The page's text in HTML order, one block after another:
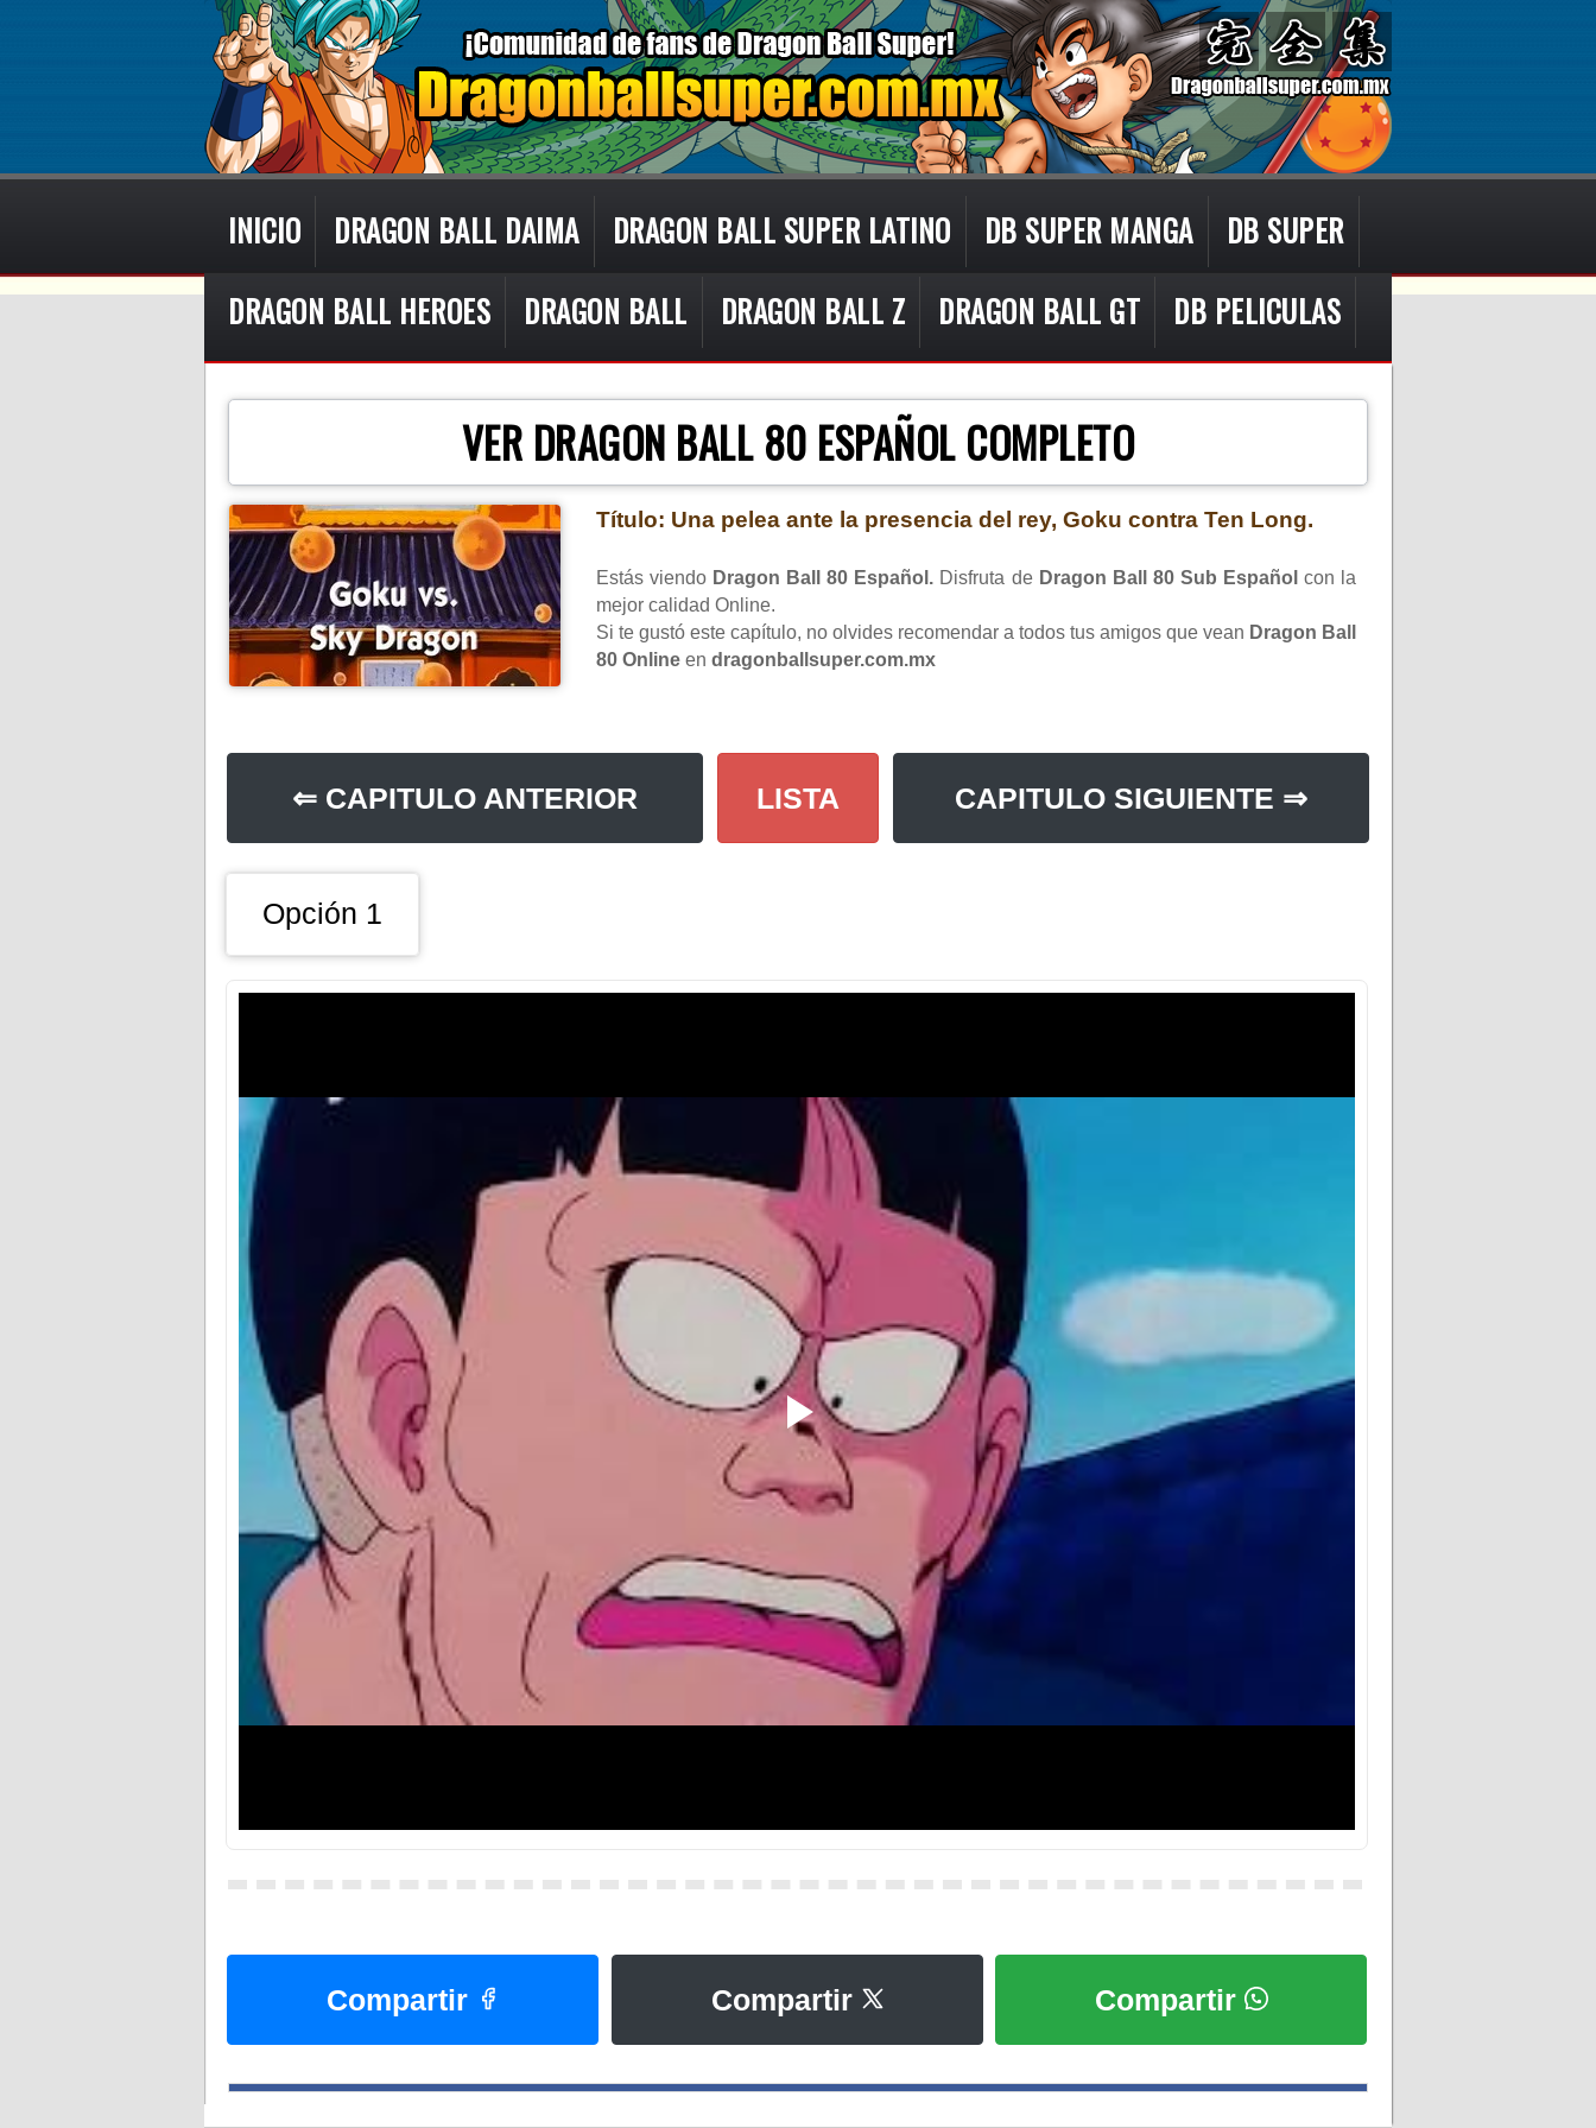
INICIO DRAGON BALL DAIMA DRAGON BALL SUPER LATINO DB SUPER MANGA
DB SUPER
DRAGON BALL HEROES
DRAGON BALL DRAGON BALL Z DRAGON BALL GT
DB PELICULAS
CON TECNOLOGÍA DEBLOGGER.
VER DRAGON BALL 80 ESPAÑOL COMPLETO
Título: Una pelea ante la presencia del rey, Goku contra Ten Long.
Estás viendo Dragon Ball 80 Español. Disfruta de Dragon Ball 80 Sub Español con la
mejor calidad Online.
Si te gustó este capítulo, no olvides recomendar a todos tus amigos que vean Dragon Ball
80 Online en dragonballsuper.com.mx
⇐ CAPITULO ANTERIOR LISTA CAPITULO SIGUIENTE ⇒
Opción 1
Compartir Compartir Compartir